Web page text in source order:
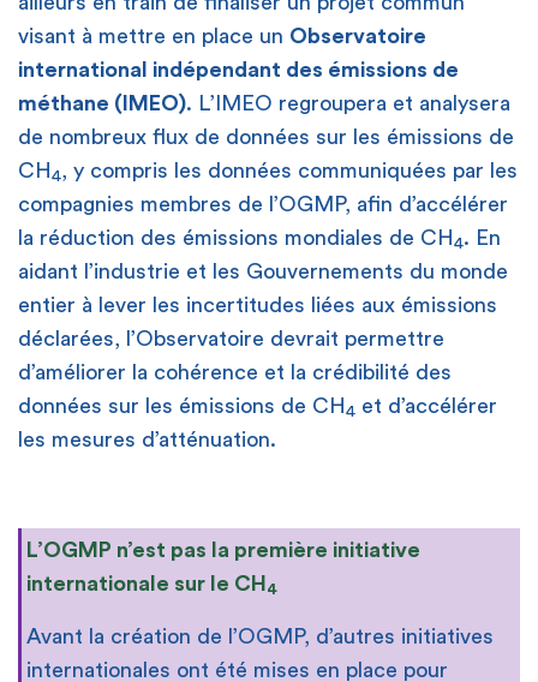
visant à mettre en place un Observatoire
international indépendant des émissions de
méthane (IMEO). L’IMEO regroupera et analysera
de nombreux flux de données sur les émissions de
CH 4, y compris les données communiquées par les
compagnies membres de l’OGMP, afin d’accélérer
la réduction des émissions mondiales de CH 4. En
aidant l’industrie et les Gouvernements du monde
entier à lever les incertitudes liées aux émissions
déclarées, l’Observatoire devrait permettre
d’améliorer la cohérence et la crédibilité des
données sur les émissions de CH 4 et d’accélérer
les mesures d’atténuation.
L’OGMP n’est pas la première initiative
internationale sur le CH 4
Avant la création de l’OGMP, d’autres initiatives
internationales ont été mises en place pour